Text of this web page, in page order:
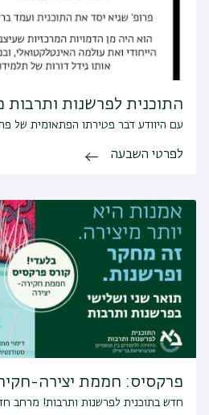
התוכנית לפרשנות ותרבות
עם היוודע דבר פטירתו הפתאומית של
לפרטי השבעה
פרקסיס: חממת יצירה-
חדש בתוכנית לפרשנות ותרבות! מרחב